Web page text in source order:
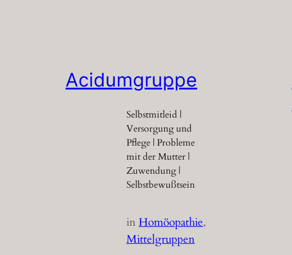
Acidumgruppe
Selbstmitleid |
Versorgung und
Pflege | Probleme
mit der Mutter |
Zuwendung |
Selbstbewußtsein
inHomöopathie
Mittelgruppen